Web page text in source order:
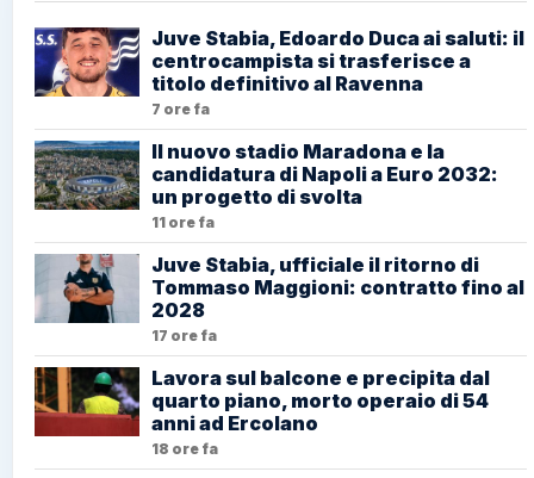
Juve Stabia, Edoardo Duca ai saluti: il
centrocampista si trasferisce a
titolo definitivo al Ravenna
7 ore fa
Il nuovo stadio Maradona e la
candidatura di Napoli a Euro 2032:
un progetto di svolta
11 ore fa
Juve Stabia, ufficiale il ritorno di
Tommaso Maggioni: contratto fino al
2028
17 ore fa
Lavora sul balcone e precipita dal
quarto piano, morto operaio di 54
anni ad Ercolano
18 ore fa